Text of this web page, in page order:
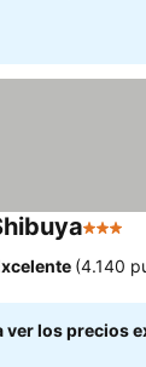
3
(4.140
ver los precios